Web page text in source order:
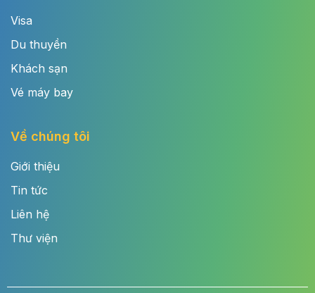
Visa
Du thuyền
Khách sạn
Vé máy bay
Về chúng tôi
Giới thiệu
Tin tức
Liên hệ
Thư viện